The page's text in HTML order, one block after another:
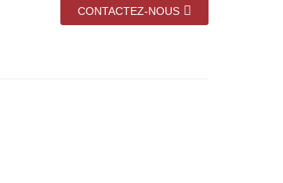
CONTACTEZ-NOUS